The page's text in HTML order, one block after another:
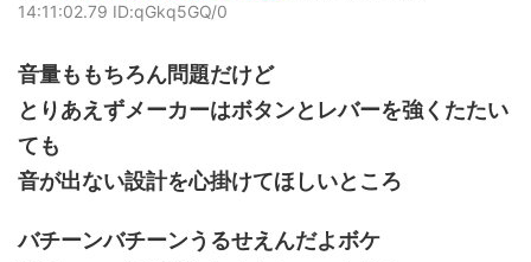
14:11:02.79 ID:qGkq5GQ/0
音量ももちろん問題だけど
とりあえずメーカーはボタンとレバーを強くたたい
ても
音が出ない設計を心掛けてほしいところ
バチーンバチーンうるせえんだよボケ